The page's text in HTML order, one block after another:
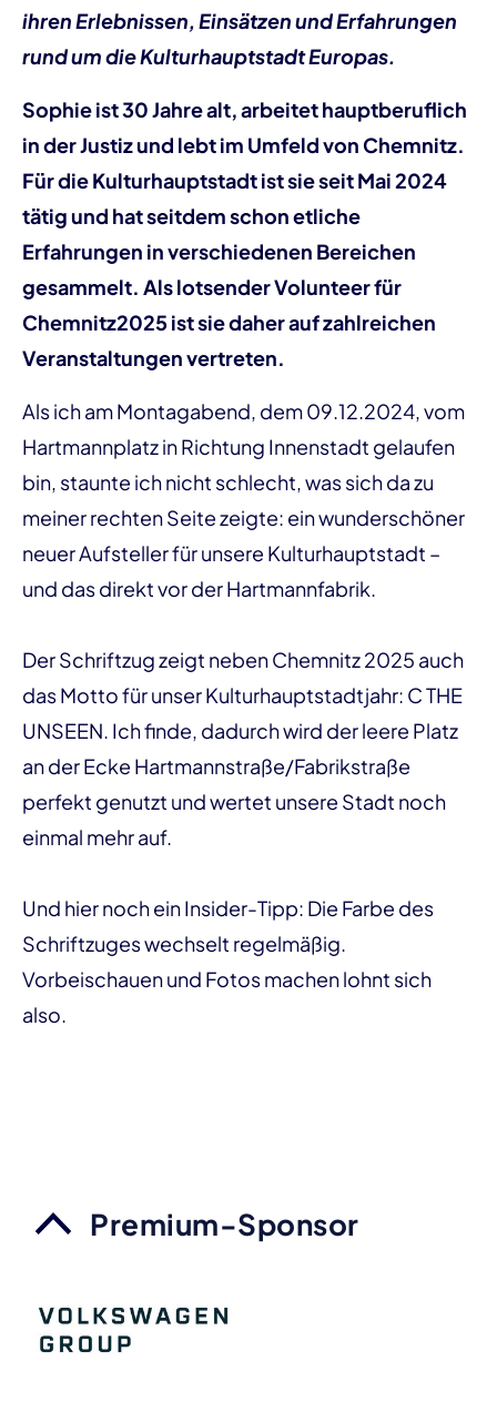
ihren Erlebnissen, Einsätzen und Erfahrungen
rund um die Kulturhauptstadt Europas.
Sophie ist 30 Jahre alt, arbeitet hauptberuflich
in der Justiz und lebt im Umfeld von Chemnitz.
Für die Kulturhauptstadt ist sie seit Mai 2024
tätig und hat seitdem schon etliche
Erfahrungen in verschiedenen Bereichen
gesammelt. Als lotsender Volunteer für
Chemnitz2025 ist sie daher auf zahlreichen
Veranstaltungen vertreten.
Als ich am Montagabend, dem 09.12.2024, vom
Hartmannplatz in Richtung Innenstadt gelaufen
bin, staunte ich nicht schlecht, was sich da zu
meiner rechten Seite zeigte: ein wunderschöner
neuer Aufsteller für unsere Kulturhauptstadt –
und das direkt vor der Hartmannfabrik.
Der Schriftzug zeigt neben Chemnitz 2025 auch
das Motto für unser Kulturhauptstadtjahr: C THE
UNSEEN. Ich finde, dadurch wird der leere Platz
an der Ecke Hartmannstraße/Fabrikstraße
perfekt genutzt und wertet unsere Stadt noch
einmal mehr auf.
Und hier noch ein Insider-Tipp: Die Farbe des
Schriftzuges wechselt regelmäßig.
Vorbeischauen und Fotos machen lohnt sich
also.
Premium-Sponsor